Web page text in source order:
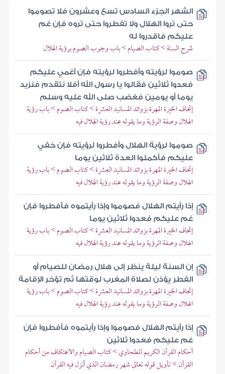
الشهر الجزء السادس تسع وعشرون فلا تصوموا
حتى تروا الهلال ولا تفطروا حتى تروه فإن غم
عليكم فاقدروا له
شرح السنة > كتاب الصيام > باب وجوب الصوم برؤية الهلال
صوموا لرؤيته وأفطروا لرؤيته فإن أغمي عليكم
فعدوا ثلاثين فقالوا يا رسول الله أفلا نتقدم فنزيد
يوما أو يومين فغضب صلى الله عليه وسلم
إتحاف الخيرة المهرة بزوائد المسانيد العشرة > كتاب الصوم > باب رؤية
الهلال وصفة الرؤية وما يقوله عند رؤية الهلال فيه
صوموا لرؤية الهلال وأفطروا لرؤيته فإن خفي
عليكم فأكملوا العدة ثلاثين يوما
إتحاف الخيرة المهرة بزوائد المسانيد العشرة > كتاب الصوم > باب رؤية
الهلال وصفة الرؤية وما يقوله عند رؤية الهلال فيه
إذا رأيتم الهلال فصوموا وإذا رأيتموه فأفطروا فإن
غم عليكم فعدوا ثلاثين يوما
إتحاف الخيرة المهرة بزوائد المسانيد العشرة > كتاب الصوم > باب رؤية
الهلال وصفة الرؤية وما يقوله عند رؤية الهلال فيه
إن السنة ليلة ينظر إلى هلال رمضان للصيام أو
الفطر يؤذن لصلاة المغرب لوقتها ثم تؤخر الإقامة
إتحاف الخيرة المهرة بزوائد المسانيد العشرة > كتاب الصوم > باب رؤية
الهلال وصفة الرؤية وما يقوله عند رؤية الهلال فيه
إذا رأيتم الهلال فصوموا وإذا رأيتموه فأفطروا فإن
غم عليكم فعدوا ثلاثين
أحكام القرآن الكريم للطحاوي > كتاب الصيام والاعتكاف من أحكام
القرآن > تأويل قوله تعالى شهر رمضان الذي أنزل فيه القرآن